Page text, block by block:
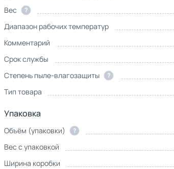
Вес ?
Диапазон рабочих температур
Комментарий
Срок службы
Степень пыле-влагозащиты
?
Тип товара
Упаковка
Объём (упаковки) ?
Вес с упаковкой
Ширина коробки